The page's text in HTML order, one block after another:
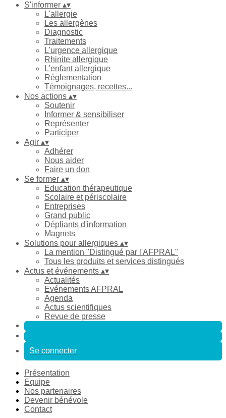
S'informer ▴▾
L'allergie
Les allergènes
Diagnostic
Traitements
L'urgence allergique
Rhinite allergique
L'enfant allergique
Réglementation
Témoignages, recettes...
Nos actions ▴▾
Soutenir
Informer & sensibiliser
Représenter
Participer
Agir ▴▾
Adhérer
Nous aider
Faire un don
Se former ▴▾
Education thérapeutique
Scolaire et périscolaire
Entreprises
Grand public
Dépliants d'information
Magnets
Solutions pour allergiques ▴▾
La mention "Distingué par l'AFPRAL"
Tous les produits et services distingués
Actus et événements ▴▾
Actualités
Evénements AFPRAL
Agenda
Actus scientifiques
Revue de presse
Se connecter
Présentation
Equipe
Nos partenaires
Devenir bénévole
Contact